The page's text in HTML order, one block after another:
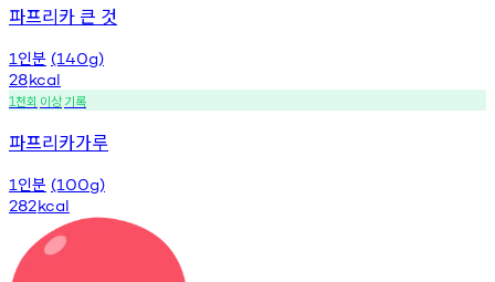
파프리카 큰 것
1 인분 (140g)
28kcal
1천회 이상기록
파프리카가루
1 인분 (100g)
282kcal